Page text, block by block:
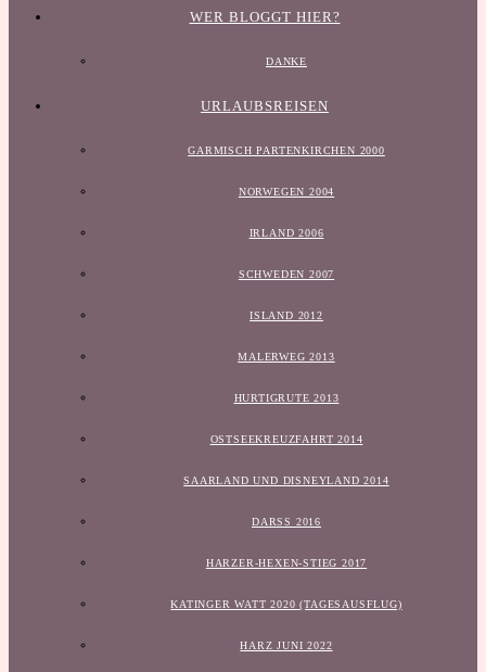
WER BLOGGT HIER?
DANKE
URLAUBSREISEN
GARMISCH PARTENKIRCHEN 2000
NORWEGEN 2004
IRLAND 2006
SCHWEDEN 2007
ISLAND 2012
MALERWEG 2013
HURTIGRUTE 2013
OSTSEEKREUZFAHRT 2014
SAARLAND UND DISNEYLAND 2014
DARSS 2016
HARZER-HEXEN-STIEG 2017
KATINGER WATT 2020 (TAGESAUSFLUG)
HARZ JUNI 2022